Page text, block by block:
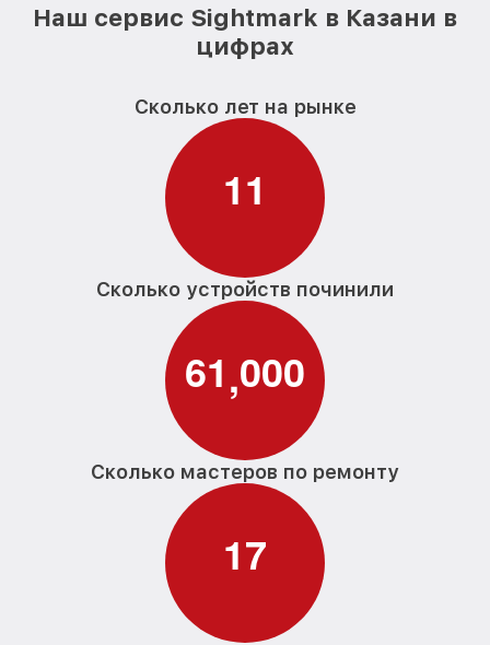
Наш сервис Sightmark в Казани в
цифрах
Сколько лет на рынке
11
Сколько устройств починили
61,000
Сколько мастеров по ремонту
17